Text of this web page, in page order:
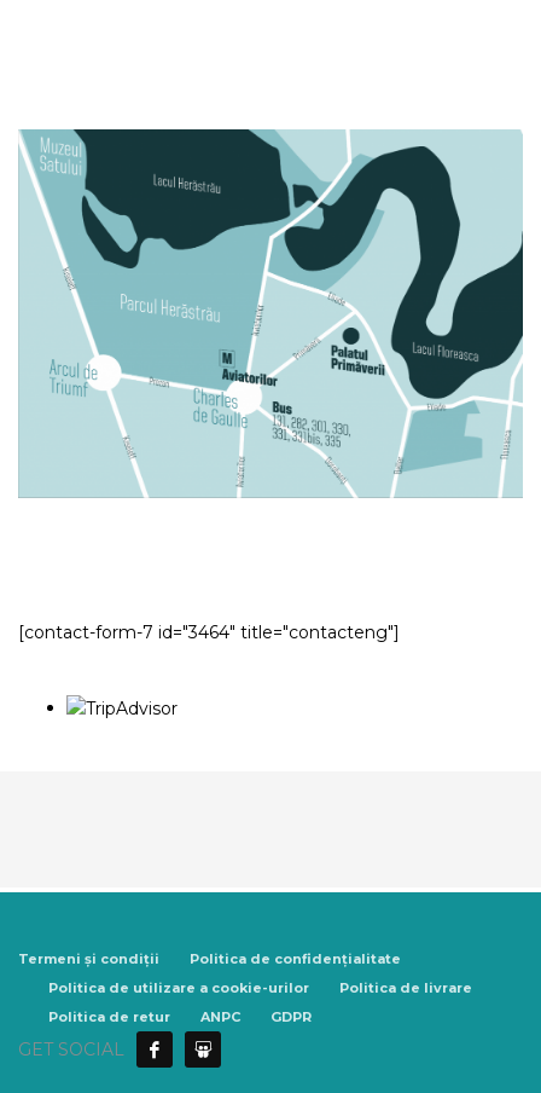
[contact-form-7 id="3464" title="contacteng"]
Termeni și condiții
Politica de confidențialitate
Politica de utilizare a cookie-urilor
Politica de livrare
Politica de retur
ANPC GDPR
GET SOCIAL